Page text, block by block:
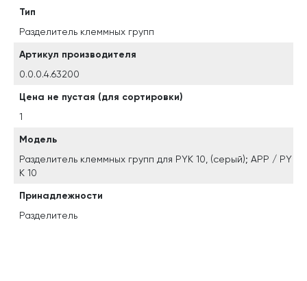
Тип
Разделитель клеммных групп
Артикул производителя
0.0.0.4.63200
Цена не пустая (для сортировки)
1
Модель
Разделитель клеммных групп для PYK 10, (серый); APP / PY
K 10
Принадлежности
Разделитель